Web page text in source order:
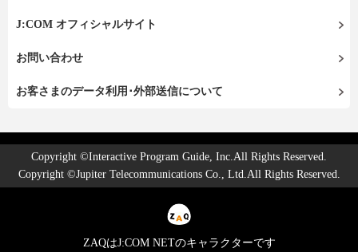
J:COM オフィシャルサイト
お問い合わせ
お客さまのデータ利用･外部送信について
Copyright ©Interactive Program Guide, Inc.All Rights Reserved.
Copyright ©Jupiter Telecommunications Co., Ltd.All Rights Reserved.
ZAQはJ:COM NETのキャラクターです